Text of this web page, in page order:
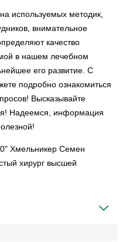
используемых методик,
внимательное
качество
в нашем лечебном
его развитие. С
подробно ознакомиться
Высказывайте
Надеемся, информация
Хмельникер Семен
хирург высшей